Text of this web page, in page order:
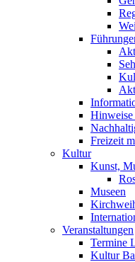
Freizeit
Kultur
Kunst,
Museen
Veranstaltungen
Termine
Kultur